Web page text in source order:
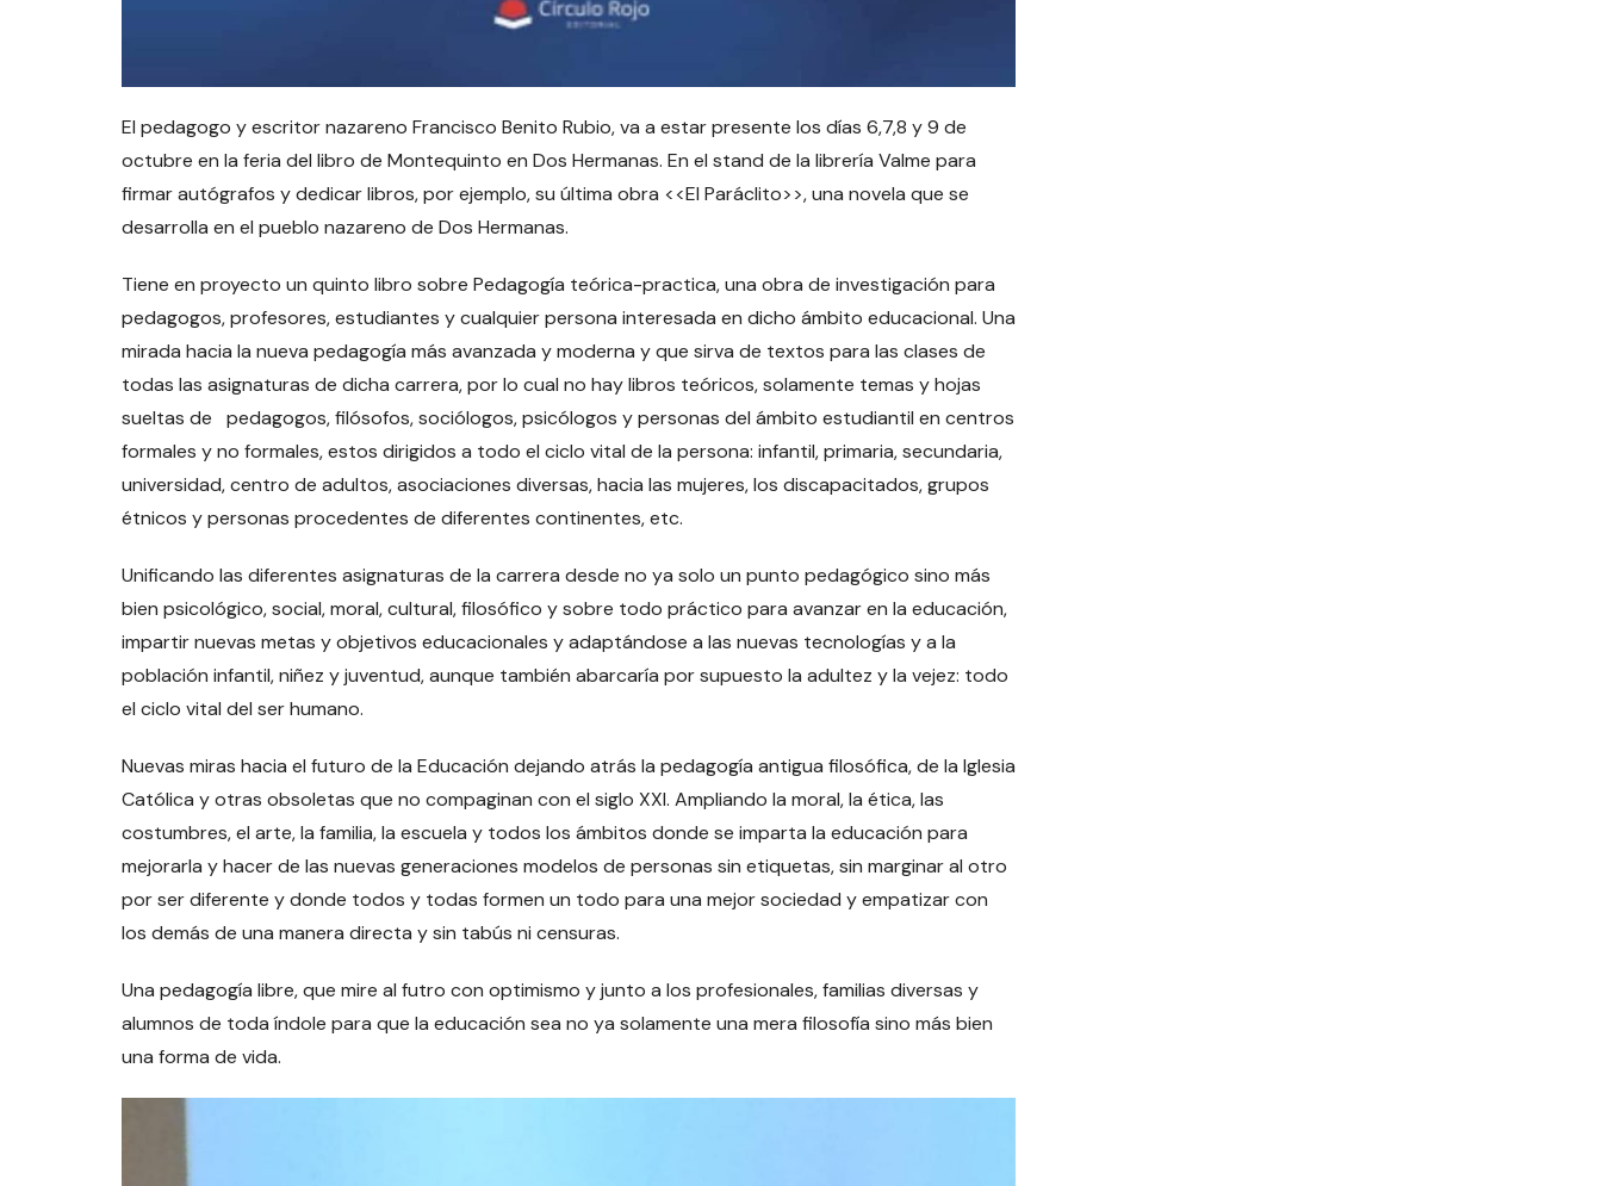
El pedagogo y escritor nazareno Francisco Benito Rubio, va a estar presente los días 6,7,8 y 9 de
octubre en la feria del libro de Montequinto en Dos Hermanas. En el stand de la librería Valme para
firmar autógrafos y dedicar libros, por ejemplo, su última obra <<El Paráclito>>, una novela que se
desarrolla en el pueblo nazareno de Dos Hermanas.
Tiene en proyecto un quinto libro sobre Pedagogía teórica-practica, una obra de investigación para
pedagogos, profesores, estudiantes y cualquier persona interesada en dicho ámbito educacional. Una
mirada hacia la nueva pedagogía más avanzada y moderna y que sirva de textos para las clases de
todas las asignaturas de dicha carrera, por lo cual no hay libros teóricos, solamente temas y hojas
sueltas de pedagogos, filósofos, sociólogos, psicólogos y personas del ámbito estudiantil en centros
formales y no formales, estos dirigidos a todo el ciclo vital de la persona: infantil, primaria, secundaria,
universidad, centro de adultos, asociaciones diversas, hacia las mujeres, los discapacitados, grupos
étnicos y personas procedentes de diferentes continentes, etc.
Unificando las diferentes asignaturas de la carrera desde no ya solo un punto pedagógico sino más
bien psicológico, social, moral, cultural, filosófico y sobre todo práctico para avanzar en la educación,
impartir nuevas metas y objetivos educacionales y adaptándose a las nuevas tecnologías y a la
población infantil, niñez y juventud, aunque también abarcaría por supuesto la adultez y la vejez: todo
el ciclo vital del ser humano.
Nuevas miras hacia el futuro de la Educación dejando atrás la pedagogía antigua filosófica, de la Iglesia
Católica y otras obsoletas que no compaginan con el siglo XXI. Ampliando la moral, la ética, las
costumbres, el arte, la familia, la escuela y todos los ámbitos donde se imparta la educación para
mejorarla y hacer de las nuevas generaciones modelos de personas sin etiquetas, sin marginar al otro
por ser diferente y donde todos y todas formen un todo para una mejor sociedad y empatizar con
los demás de una manera directa y sin tabús ni censuras.
Una pedagogía libre, que mire al futro con optimismo y junto a los profesionales, familias diversas y
alumnos de toda índole para que la educación sea no ya solamente una mera filosofía sino más bien
una forma de vida.